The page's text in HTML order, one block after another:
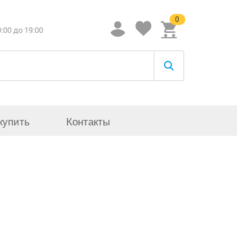
до 19:00
0
Контакты